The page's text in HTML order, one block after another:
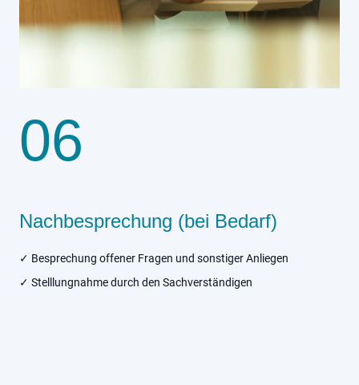
06
Nachbesprechung (bei Bedarf)
✓ Besprechung offener Fragen und sonstiger Anliegen
✓ Stelllungnahme durch den Sachverständigen